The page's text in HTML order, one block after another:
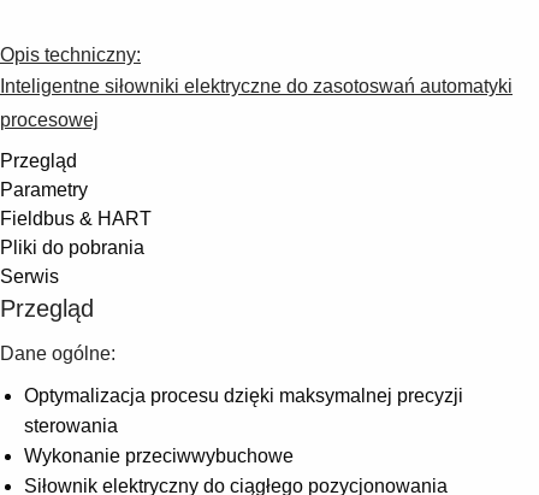
See more products
Shopping list preview
Opis techniczny:
Inteligentne siłowniki elektryczne do zasotoswań automatyki
procesowej
Przegląd
Parametry
Fieldbus & HART
Pliki do pobrania
Serwis
Przegląd
Dane ogólne:
Optymalizacja procesu dzięki maksymalnej precyzji
sterowania
Wykonanie przeciwwybuchowe
Siłownik elektryczny do ciągłego pozycjonowania